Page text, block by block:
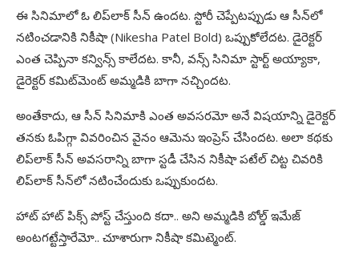
ఈ సినిమాలో ఓ లిప్‌లాక్‌ సీన్‌ ఉందట. స్టోరీ చెప్పేటప్పుడు ఆ సీన్‌లో
నటించడానికి నికీషా (Nikesha Patel Bold) ఒప్పుకోలేదట. డైరెక్టర్‌
ఎంత చెప్పినా కన్విన్స్‌ కాలేదట. కానీ, వన్స్‌ సినిమా స్టార్ట్‌ అయ్యాకా,
డైరెక్టర్‌ కమిట్‌మెంట్‌ అమ్మడికి బాగా నచ్చిందట.
అంతేకాదు, ఆ సీన్‌ సినిమాకి ఎంత అవసరమో అనే విషయాన్ని డైరెక్టర్‌
తనకు ఓపిగ్గా వివరించిన వైనం ఆమెను ఇంప్రెస్‌ చేసిందట. అలా కథకు
లిప్‌లాక్‌ సీన్‌ అవసరాన్ని బాగా స్టడీ చేసిన నికీషా పటేల్‌ చిట్ట చివరికి
లిప్‌లాక్‌ సీన్‌లో నటించేందుకు ఒప్పుకుందట.
హాట్‌ హాట్‌ పిక్స్‌ పోస్ట్‌ చేస్తుంది కదా.. అని అమ్మడికి బోల్డ్‌ ఇమేజ్‌
అంటగట్టేస్తారేమో.. చూశారుగా నికీషా కమిట్మెంట్‌.